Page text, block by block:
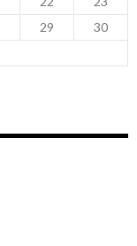
29
30